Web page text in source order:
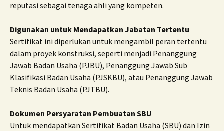
reputasi sebagai tenaga ahli yang kompeten.
Digunakan untuk Mendapatkan Jabatan Tertentu
Sertifikat ini diperlukan untuk mengambil peran tertentu
dalam proyek konstruksi, seperti menjadi Penanggung
Jawab Badan Usaha (PJBU), Penanggung Jawab Sub
Klasifikasi Badan Usaha (PJSKBU), atau Penanggung Jawab
Teknis Badan Usaha (PJTBU).
Dokumen Persyaratan Pembuatan SBU
Untuk mendapatkan Sertifikat Badan Usaha (SBU) dan Izin